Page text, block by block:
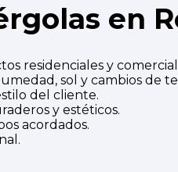
en
residenciales y
sol y cambios de
del cliente.
y estéticos.
acordados.